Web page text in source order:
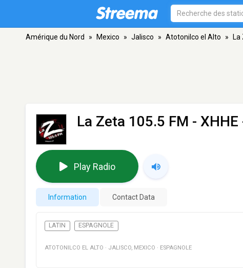
Amérique du Nord » Mexico » Jalisco » Atotonilco el Alto » La
La Zeta 105.5 FM - XHHE
Play Radio
Information Contact Data
LATIN ESPAGNOLE
ATOTONILCO EL ALTO · JALISCO, MEXICO · ESPAGNOLE